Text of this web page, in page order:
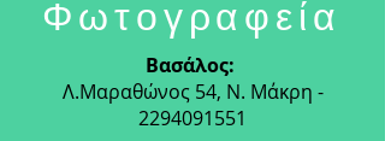
Φωτογραφεία
Βασάλος:
Λ.Μαραθώνος 54, Ν. Μάκρη -
2294091551